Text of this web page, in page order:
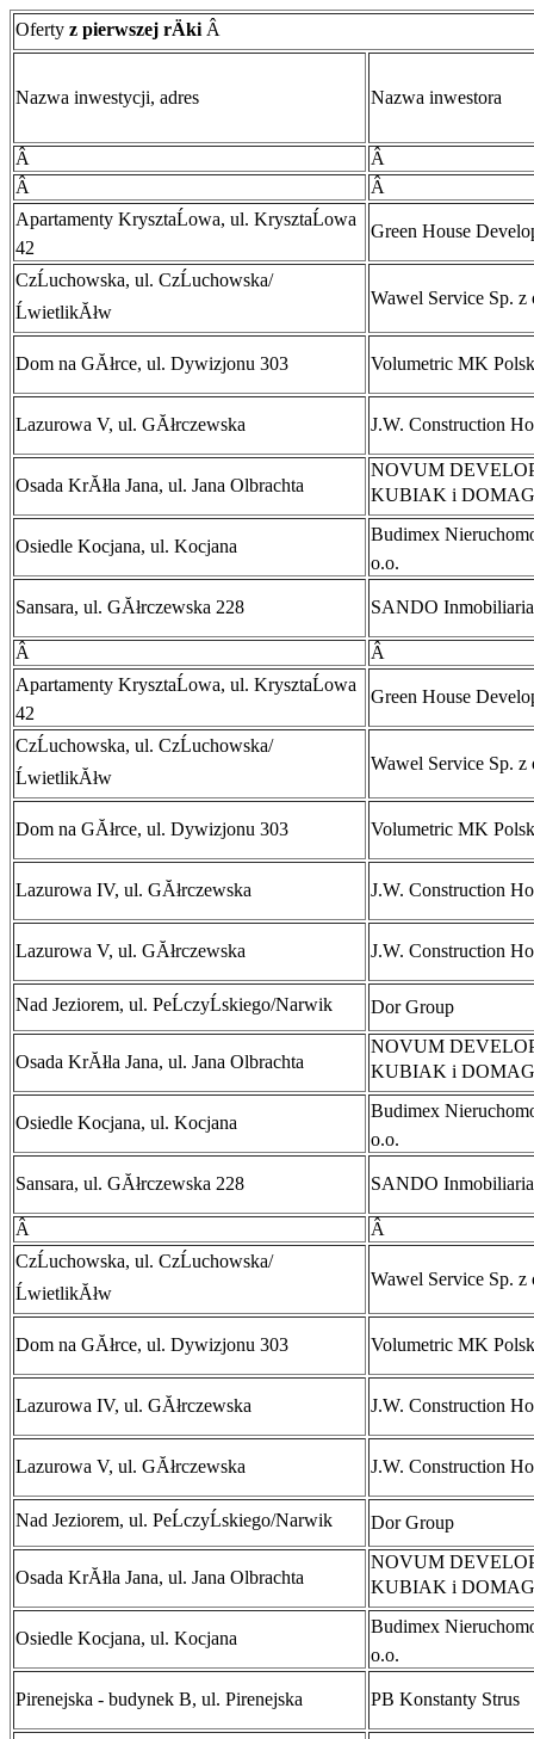
Oferty z pierwszej rÄki Â
Nazwa inwestycji, adres Nazwa inwestora
Â
Â
Â
Â
Apartamenty KrysztaĹowa, ul. KrysztaĹowa
42
Green House
CzĹuchowska, ul. CzĹuchowska/
ĹwietlikĂłw
Wawel Service Sp. z
Dom na GĂłrce, ul. Dywizjonu 303 Volumetric MK
Lazurowa V, ul. GĂłrczewska J.W. Construction
Osada KrĂłla Jana, ul. Jana Olbrachta
NOVUM
KUBIAK i
Osiedle Kocjana, ul. Kocjana
Budimex
o.o.
Sansara, ul. GĂłrczewska 228 SANDO
Â
Â
Apartamenty KrysztaĹowa, ul. KrysztaĹowa
42
Green House
CzĹuchowska, ul. CzĹuchowska/
ĹwietlikĂłw
Wawel Service Sp. z
Dom na GĂłrce, ul. Dywizjonu 303 Volumetric MK
Lazurowa IV, ul. GĂłrczewska J.W. Construction
Lazurowa V, ul. GĂłrczewska J.W. Construction
Nad Jeziorem, ul. PeĹczyĹskiego/Narwik Dor Group
Osada KrĂłla Jana, ul. Jana Olbrachta
NOVUM
KUBIAK i
Osiedle Kocjana, ul. Kocjana
Budimex
o.o.
Sansara, ul. GĂłrczewska 228 SANDO
Â
Â
CzĹuchowska, ul. CzĹuchowska/
ĹwietlikĂłw
Wawel Service Sp. z
Dom na GĂłrce, ul. Dywizjonu 303 Volumetric MK
Lazurowa IV, ul. GĂłrczewska J.W. Construction
Lazurowa V, ul. GĂłrczewska J.W. Construction
Nad Jeziorem, ul. PeĹczyĹskiego/Narwik Dor Group
Osada KrĂłla Jana, ul. Jana Olbrachta
NOVUM
KUBIAK i
Osiedle Kocjana, ul. Kocjana
Budimex
o.o.
Pirenejska - budynek B, ul. Pirenejska PB Konstanty Strus